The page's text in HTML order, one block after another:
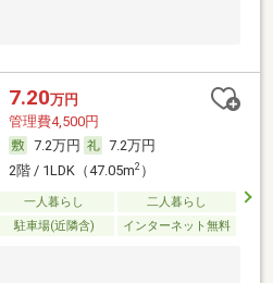
7.20万円
管理費4,500円
7.2万円
7.2万円
2階 / 1LDK（47.05m2）
一人暮らし
二人暮らし
駐車場(近隣含) インターネット無料